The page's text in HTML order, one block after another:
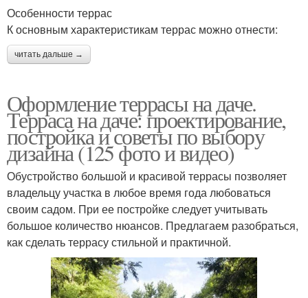
Особенности террас
К основным характеристикам террас можно отнести:
читать дальше →
Оформление террасы на даче.
Терраса на даче: проектирование,
постройка и советы по выбору
дизайна (125 фото и видео)
Обустройство большой и красивой террасы позволяет
владельцу участка в любое время года любоваться
своим садом. При ее постройке следует учитывать
большое количество нюансов. Предлагаем разобраться,
как сделать террасу стильной и практичной.